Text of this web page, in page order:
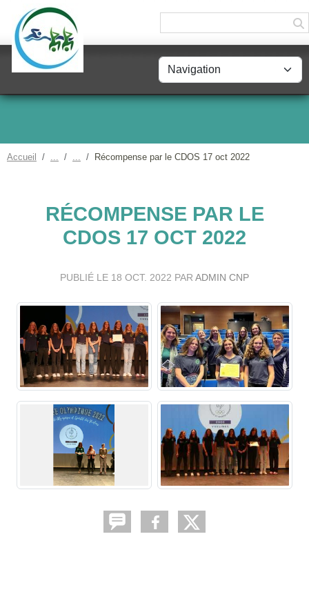
Accueil Récompense par le CDOS 17 oct 2022
RÉCOMPENSE PAR LE
CDOS 17 OCT 2022
PUBLIÉ LE 18 OCT. 2022 PAR ADMIN CNP
Panneau de gestion des cookies